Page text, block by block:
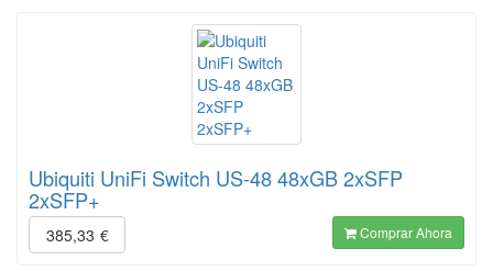
Ubiquiti UniFi Switch US-48 48xGB 2xSFP
2xSFP+
385,33 € Comprar Ahora